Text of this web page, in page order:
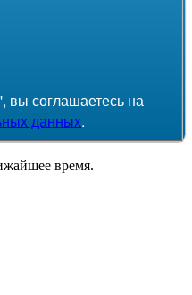
вы соглашаетесь на
данных.
время.